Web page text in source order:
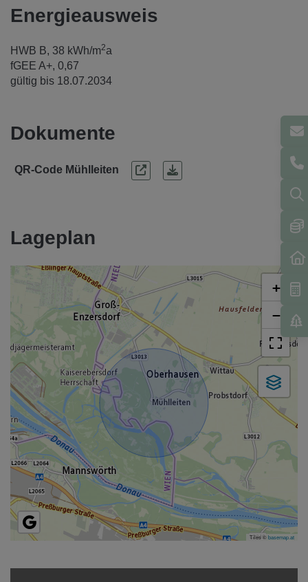
Energieausweis
HWB B, 38 kWh/m2a
fGEE A+, 0,67
gültig bis 18.07.2034
Dokumente
QR-Code Mühlleiten
Lageplan
+
−
Tiles ©basemap.at